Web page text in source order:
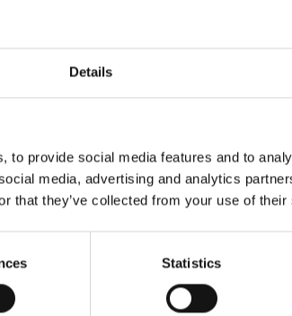
Details
to provide social media features and to
media, advertising and analytics
that they’ve collected from your use of
Statistics